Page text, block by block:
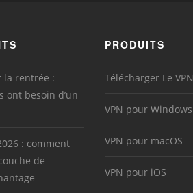
la rentrée :
ont besoin d’un
: comment
de
PRODUITS
Télécharger Le VPN
VPN pour Windows
VPN pour macOS
VPN pour iOS